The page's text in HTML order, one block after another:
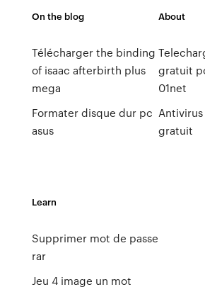
On the blog
Télécharger the binding
of isaac afterbirth plus
mega
Formater disque dur pc
asus
About
gratuit
01net
gratuit
Learn
Supprimer mot de passe
rar
Jeu 4 image un mot